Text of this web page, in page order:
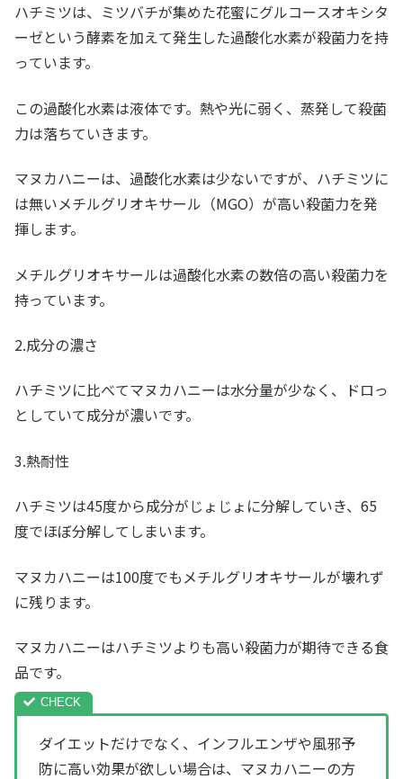
ハチミツは、ミツバチが集めた花蜜にグルコースオキシタ
ーゼという酵素を加えて発生した過酸化水素が殺菌力を持
っています。
この過酸化水素は液体です。熱や光に弱く、蒸発して殺菌
力は落ちていきます。
マヌカハニーは、過酸化水素は少ないですが、ハチミツに
は無いメチルグリオキサール（MGO）が高い殺菌力を発
揮します。
メチルグリオキサールは過酸化水素の数倍の高い殺菌力を
持っています。
2.成分の濃さ
ハチミツに比べてマヌカハニーは水分量が少なく、ドロっ
としていて成分が濃いです。
3.熱耐性
ハチミツは45度から成分がじょじょに分解していき、65
度でほぼ分解してしまいます。
マヌカハニーは100度でもメチルグリオキサールが壊れず
に残ります。
マヌカハニーはハチミツよりも高い殺菌力が期待できる食
品です。
ダイエットだけでなく、インフルエンザや風邪予
防に高い効果が欲しい場合は、マヌカハニーの方